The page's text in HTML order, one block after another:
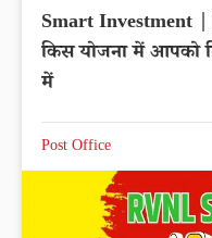
Smart Investment |
किस योजना में आपको
में
Post Office